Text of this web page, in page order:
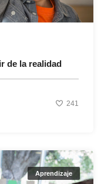
de la realidad
241
Aprendizaje